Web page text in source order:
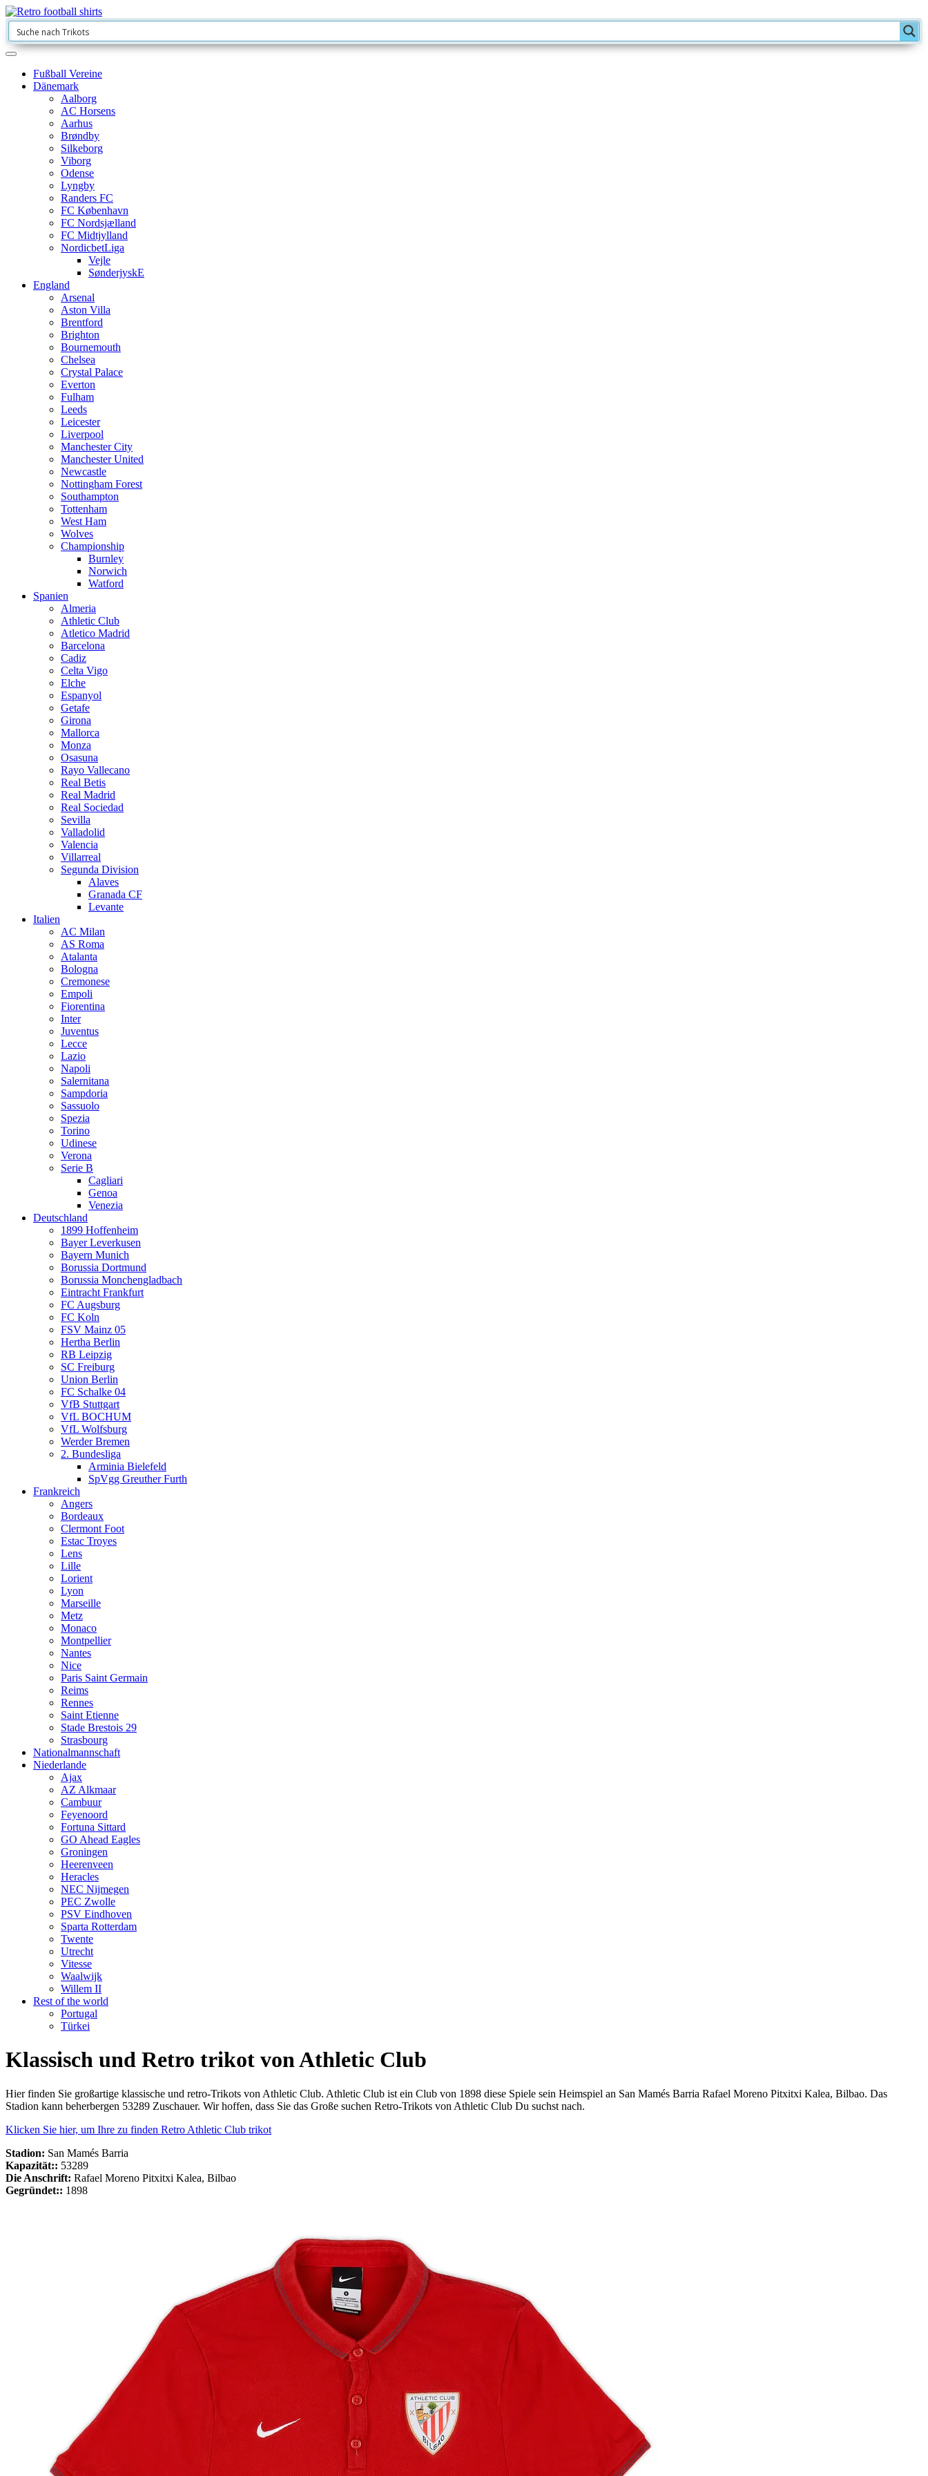
Fußball Vereine
Dänemark
Aalborg
AC Horsens
Aarhus
Brøndby
Silkeborg
Viborg
Odense
Lyngby
Randers FC
FC København
FC Nordsjælland
FC Midtjylland
NordicbetLiga
Vejle
SønderjyskE
England
Arsenal
Aston Villa
Brentford
Brighton
Bournemouth
Chelsea
Crystal Palace
Everton
Fulham
Leeds
Leicester
Liverpool
Manchester City
Manchester United
Newcastle
Nottingham Forest
Southampton
Tottenham
West Ham
Wolves
Championship
Burnley
Norwich
Watford
Spanien
Almeria
Athletic Club
Atletico Madrid
Barcelona
Cadiz
Celta Vigo
Elche
Espanyol
Getafe
Girona
Mallorca
Monza
Osasuna
Rayo Vallecano
Real Betis
Real Madrid
Real Sociedad
Sevilla
Valladolid
Valencia
Villarreal
Segunda Division
Alaves
Granada CF
Levante
Italien
AC Milan
AS Roma
Atalanta
Bologna
Cremonese
Empoli
Fiorentina
Inter
Juventus
Lecce
Lazio
Napoli
Salernitana
Sampdoria
Sassuolo
Spezia
Torino
Udinese
Verona
Serie B
Cagliari
Genoa
Venezia
Deutschland
1899 Hoffenheim
Bayer Leverkusen
Bayern Munich
Borussia Dortmund
Borussia Monchengladbach
Eintracht Frankfurt
FC Augsburg
FC Koln
FSV Mainz 05
Hertha Berlin
RB Leipzig
SC Freiburg
Union Berlin
FC Schalke 04
VfB Stuttgart
VfL BOCHUM
VfL Wolfsburg
Werder Bremen
2. Bundesliga
Arminia Bielefeld
SpVgg Greuther Furth
Frankreich
Angers
Bordeaux
Clermont Foot
Estac Troyes
Lens
Lille
Lorient
Lyon
Marseille
Metz
Monaco
Montpellier
Nantes
Nice
Paris Saint Germain
Reims
Rennes
Saint Etienne
Stade Brestois 29
Strasbourg
Nationalmannschaft
Niederlande
Ajax
AZ Alkmaar
Cambuur
Feyenoord
Fortuna Sittard
GO Ahead Eagles
Groningen
Heerenveen
Heracles
NEC Nijmegen
PEC Zwolle
PSV Eindhoven
Sparta Rotterdam
Twente
Utrecht
Vitesse
Waalwijk
Willem II
Rest of the world
Portugal
Türkei
Klassisch und Retro trikot von Athletic Club
Hier finden Sie großartige klassische und retro-Trikots von Athletic Club. Athletic Club ist ein Club von 1898 diese Spiele sein Heimspiel an San Mamés Barria Rafael Moreno Pitxitxi Kalea, Bilbao. Das
Stadion kann beherbergen 53289 Zuschauer. Wir hoffen, dass Sie das Große suchen Retro-Trikots von Athletic Club Du suchst nach.
Klicken Sie hier, um Ihre zu finden Retro Athletic Club trikot
Stadion: San Mamés Barria
Kapazität:: 53289
Die Anschrift: Rafael Moreno Pitxitxi Kalea, Bilbao
Gegründet:: 1898